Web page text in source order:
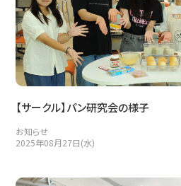
【サークル】パン研究会の様子
お知らせ
2025年08月27日(水)